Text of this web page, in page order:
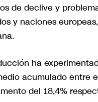
de declive y
y naciones
ha
acumulado entre
del 18,4%